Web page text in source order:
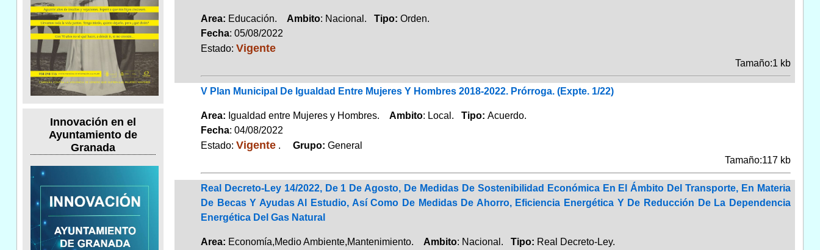
Innovación en el
Ayuntamiento de
Granada
Area: Educación. Ambito: Nacional. Tipo: Orden.
Fecha: 05/08/2022
Estado: Vigente
Tamaño:1 kb
V Plan Municipal De Igualdad Entre Mujeres Y Hombres 2018-2022. Prórroga. (Expte. 1/22)
Area: Igualdad entre Mujeres y Hombres. Ambito: Local. Tipo: Acuerdo.
Fecha: 04/08/2022
Estado: Vigente. Grupo: General
Tamaño:117 kb
Real Decreto-Ley 14/2022, De 1 De Agosto, De Medidas De Sostenibilidad Económica En El Ámbito Del Transporte, En Materia
De Becas Y Ayudas Al Estudio, Así Como De Medidas De Ahorro, Eficiencia Energética Y De Reducción De La Dependencia
Energética Del Gas Natural
Area: Economía,Medio Ambiente,Mantenimiento. Ambito: Nacional. Tipo: Real Decreto-Ley.